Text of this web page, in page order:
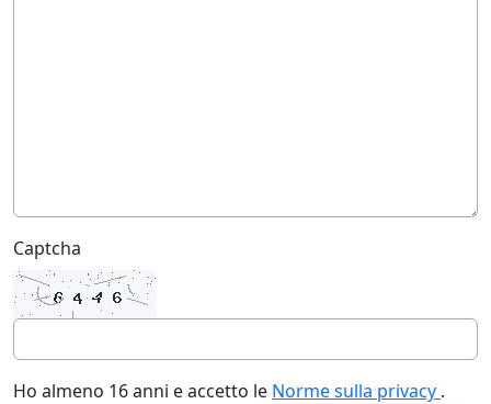
Captcha
Ho almeno 16 anni e accetto le Norme sulla privacy .